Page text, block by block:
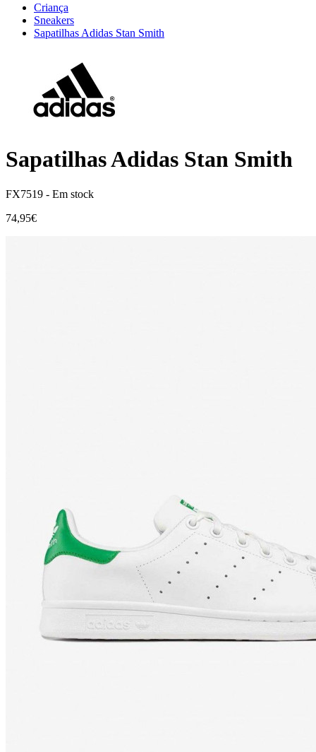
Criança
Sneakers
Sapatilhas Adidas Stan Smith
Sapatilhas Adidas Stan Smith
FX7519 - Em stock
74,95€